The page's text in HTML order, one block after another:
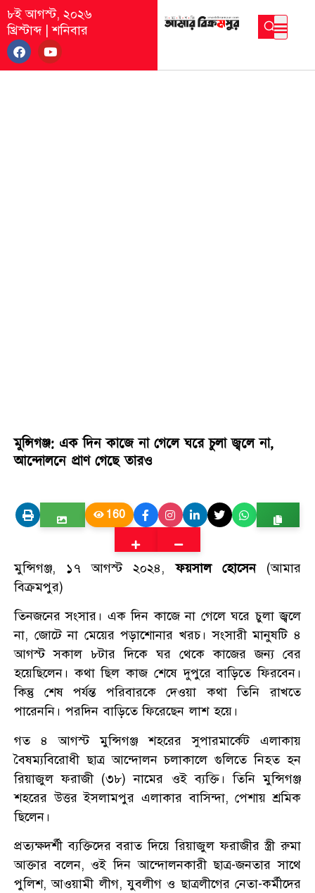
৮ই আগস্ট, ২০২৬
খ্রিস্টাব্দ|শনিবার
মুন্সিগঞ্জ: এক দিন কাজে না গেলে ঘরে চুলা জ্বলে না,
আন্দোলনে প্রাণ গেছে তারও
160
মুন্সিগঞ্জ, ১৭ আগস্ট ২০২৪, ফয়সাল হোসেন(আমার
বিক্রমপুর)
তিনজনের সংসার। এক দিন কাজে না গেলে ঘরে চুলা জ্বলে
না, জোটে না মেয়ের পড়াশোনার খরচ। সংসারী মানুষটি ৪
আগস্ট সকাল ৮টার দিকে ঘর থেকে কাজের জন্য বের
হয়েছিলেন। কথা ছিল কাজ শেষে দুপুরে বাড়িতে ফিরবেন।
কিন্তু শেষ পর্যন্ত পরিবারকে দেওয়া কথা তিনি রাখতে
পারেননি। পরদিন বাড়িতে ফিরেছেন লাশ হয়ে।
গত ৪ আগস্ট মুন্সিগঞ্জ শহরের সুপারমার্কেট এলাকায়
বৈষম্যবিরোধী ছাত্র আন্দোলন চলাকালে গুলিতে নিহত হন
রিয়াজুল ফরাজী (৩৮) নামের ওই ব্যক্তি। তিনি মুন্সিগঞ্জ
শহরের উত্তর ইসলামপুর এলাকার বাসিন্দা, পেশায় শ্রমিক
ছিলেন।
প্রত্যক্ষদর্শী ব্যক্তিদের বরাত দিয়ে রিয়াজুল ফরাজীর স্ত্রী রুমা
আক্তার বলেন, ওই দিন আন্দোলনকারী ছাত্র-জনতার সাথে
পুলিশ, আওয়ামী লীগ, যুবলীগ ও ছাত্রলীগের নেতা-কর্মীদের